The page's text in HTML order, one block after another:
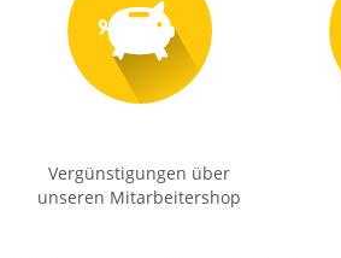
Vergünstigungen über
unseren Mitarbeitershop